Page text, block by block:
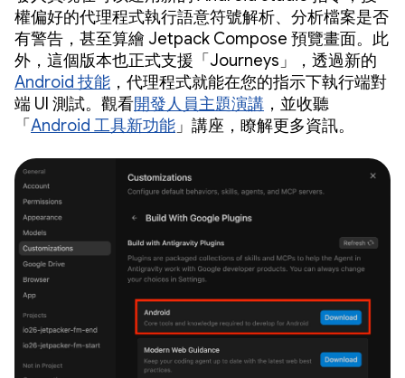
權偏好的代理程式執行語意符號解析、分析檔案是否
有警告，甚至算繪 Jetpack Compose 預覽畫面。此
外，這個版本也正式支援「Journeys」，透過新的
Android 技能 ，代理程式就能在您的指示下執行端對
端 UI 測試。觀看開發人員主題演講 ，並收聽
「 Android 工具新功能 」講座，瞭解更多資訊。